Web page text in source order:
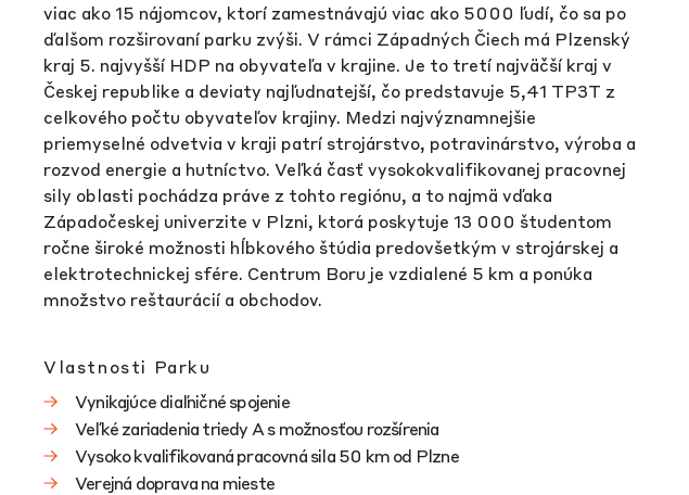
viac ako 15 nájomcov, ktorí zamestnávajú viac ako 5000 ľudí, čo sa po
ďalšom rozširovaní parku zvýši. V rámci Západných Čiech má Plzenský
kraj 5. najvyšší HDP na obyvateľa v krajine. Je to tretí najväčší kraj v
Českej republike a deviaty najľudnatejší, čo predstavuje 5,41 TP3T z
celkového počtu obyvateľov krajiny. Medzi najvýznamnejšie
priemyselné odvetvia v kraji patrí strojárstvo, potravinárstvo, výroba a
rozvod energie a hutníctvo. Veľká časť vysokokvalifikovanej pracovnej
sily oblasti pochádza práve z tohto regiónu, a to najmä vďaka
Západočeskej univerzite v Plzni, ktorá poskytuje 13 000 študentom
ročne široké možnosti hĺbkového štúdia predovšetkým v strojárskej a
elektrotechnickej sfére. Centrum Boru je vzdialené 5 km a ponúka
množstvo reštaurácií a obchodov.
Vlastnosti Parku
Vynikajúce diaľničné spojenie
Veľké zariadenia triedy A s možnosťou rozšírenia
Vysoko kvalifikovaná pracovná sila 50 km od Plzne
Verejná doprava na mieste